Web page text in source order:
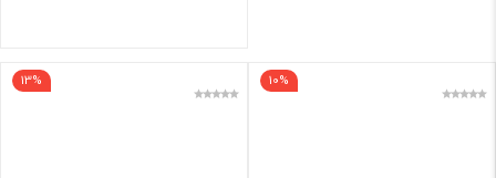
10%
13%